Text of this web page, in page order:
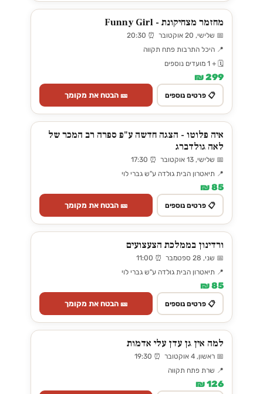
מחזמר מצחיקונת - Funny Girl
📅 שלישי, 20 אוקטובר ⏰ 20:30
📍 היכל התרבות פתח תקווה
🗓️ + 1 מועדים נוספים
299 ₪
📋 פרטים נוספים 🎫 הבטח את מקומך
איה פלוטו - הצגה חדשה ע"פ ספרה רב המכר של
לאה גולדברג
📅 שלישי, 13 אוקטובר ⏰ 17:30
📍 תיאטרון הבית גולדה ע"ש גברי לוי
85 ₪
📋 פרטים נוספים 🎫 הבטח את מקומך
ורדינון בממלכת הצעצועים
📅 שני, 28 ספטמבר ⏰ 11:00
📍 תיאטרון הבית גולדה ע"ש גברי לוי
85 ₪
📋 פרטים נוספים 🎫 הבטח את מקומך
למה אין גן עדן עלי אדמות
📅 ראשון, 4 אוקטובר ⏰ 19:30
📍 שרת פתח תקווה
126 ₪